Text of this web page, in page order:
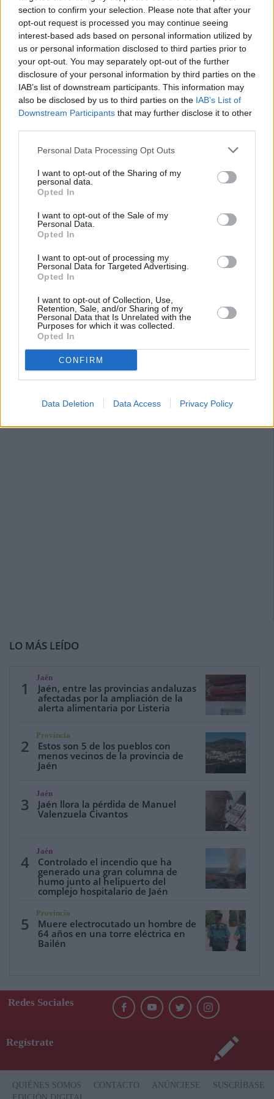
section to confirm your selection. Please note that after your
opt-out request is processed you may continue seeing
interest-based ads based on personal information utilized by
us or personal information disclosed to third parties prior to
your opt-out. You may separately opt-out of the further
disclosure of your personal information by third parties on the
IAB’s list of downstream participants. This information may
also be disclosed by us to third parties on the IAB’s List of
Downstream Participants that may further disclose it to other
Personal Data Processing Opt Outs
I want to opt-out of the Sharing of my
personal data.
Opted In
I want to opt-out of the Sale of my
Personal Data.
Opted In
I want to opt-out of processing my
Personal Data for Targeted Advertising.
Opted In
I want to opt-out of Collection, Use,
Retention, Sale, and/or Sharing of my
Personal Data that Is Unrelated with the
Purposes for which it was collected.
Opted In
CONFIRM
Data Deletion Data Access Privacy Policy
LO MÁS LEÍDO
1
Jaén
Jaén, entre las provincias andaluzas
afectadas por la ampliación de la
alerta alimentaria por Listeria
2
Provincia
Estos son 5 de los pueblos con
menos vecinos de la provincia de
Jaén
3
Jaén
Jaén llora la pérdida de Manuel
Valenzuela Civantos
4
Jaén
Controlado el incendio que ha
generado una gran columna de
humo junto al helipuerto del
complejo hospitalario de Jaén
5
Provincia
Muere electrocutado un hombre de
64 años en una torre eléctrica en
Bailén
Redes Sociales
Regístrate
QUIÉNES SOMOS CONTACTO ANÚNCIESE
SUSCRÍBASE